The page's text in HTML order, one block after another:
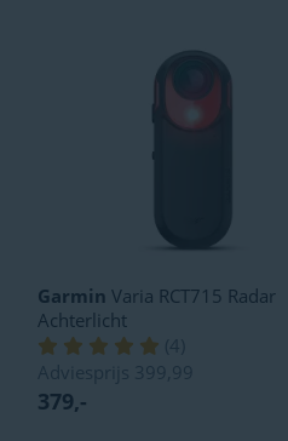
Garmin Varia RCT715 Radar
Achterlicht
(4
Adviesprijs 399,99
379,-